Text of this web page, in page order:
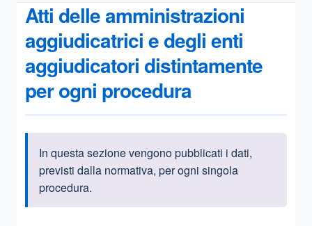
Atti delle amministrazioni
aggiudicatrici e degli enti
aggiudicatori distintamente
per ogni procedura
Informazioni introduttive
In questa sezione vengono pubblicati i dati,
previsti dalla normativa, per ogni singola
procedura.